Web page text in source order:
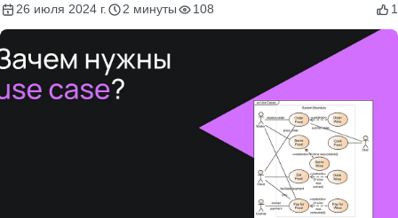
26 июля 2024 г. 2 минуты 108 1